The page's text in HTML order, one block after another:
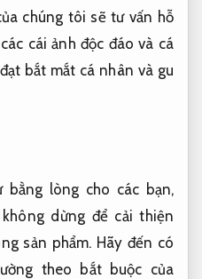
chúng tôi sẽ tư vấn hỗ
cái ảnh độc đáo và cá
bắt mắt cá nhân và gu
bằng lòng cho các bạn,
dừng để cải thiện
sản phẩm. Hãy đến có
theo bắt buộc của